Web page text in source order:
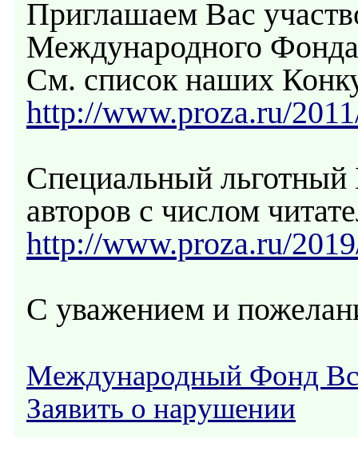
Приглашаем Вас
Международного
См. список наших
http://www.proza.ru/
Специальный льготный
авторов с числом
http://www.proza.ru/
С уважением и
Международный Фонд
Заявить о нарушении